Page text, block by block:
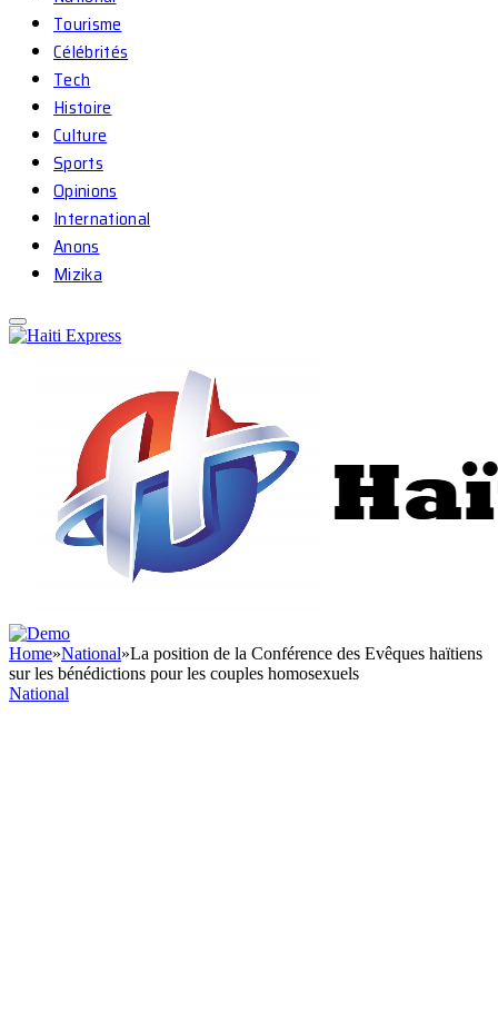
Tourisme
Célébrités
Tech
Histoire
Culture
Sports
Opinions
International
Anons
Mizika
Home»National»La position de la Conférence des Evêques haïtiens
sur les bénédictions pour les couples homosexuels
National